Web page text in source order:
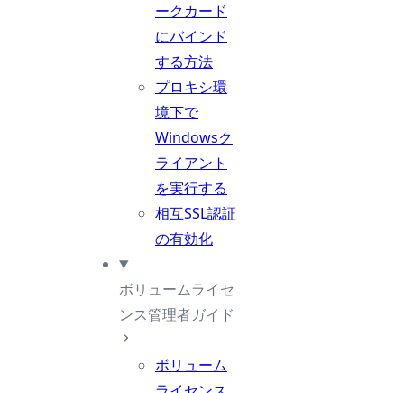
ークカード
にバインド
する方法
プロキシ環
境下で
Windowsク
ライアント
を実行する
相互SSL認証
の有効化
ボリュームライセ
ンス管理者ガイド
ボリューム